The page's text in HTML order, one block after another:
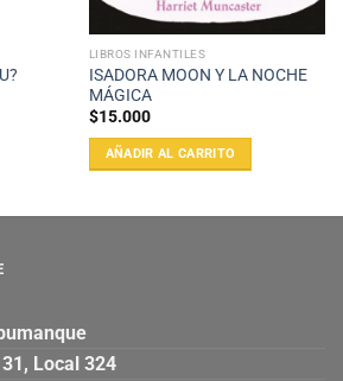
LIBROS INFANTILES
ISADORA MOON Y LA NOCHE
MÁGICA
$15.000
AÑADIR AL CARRITO
Local 324